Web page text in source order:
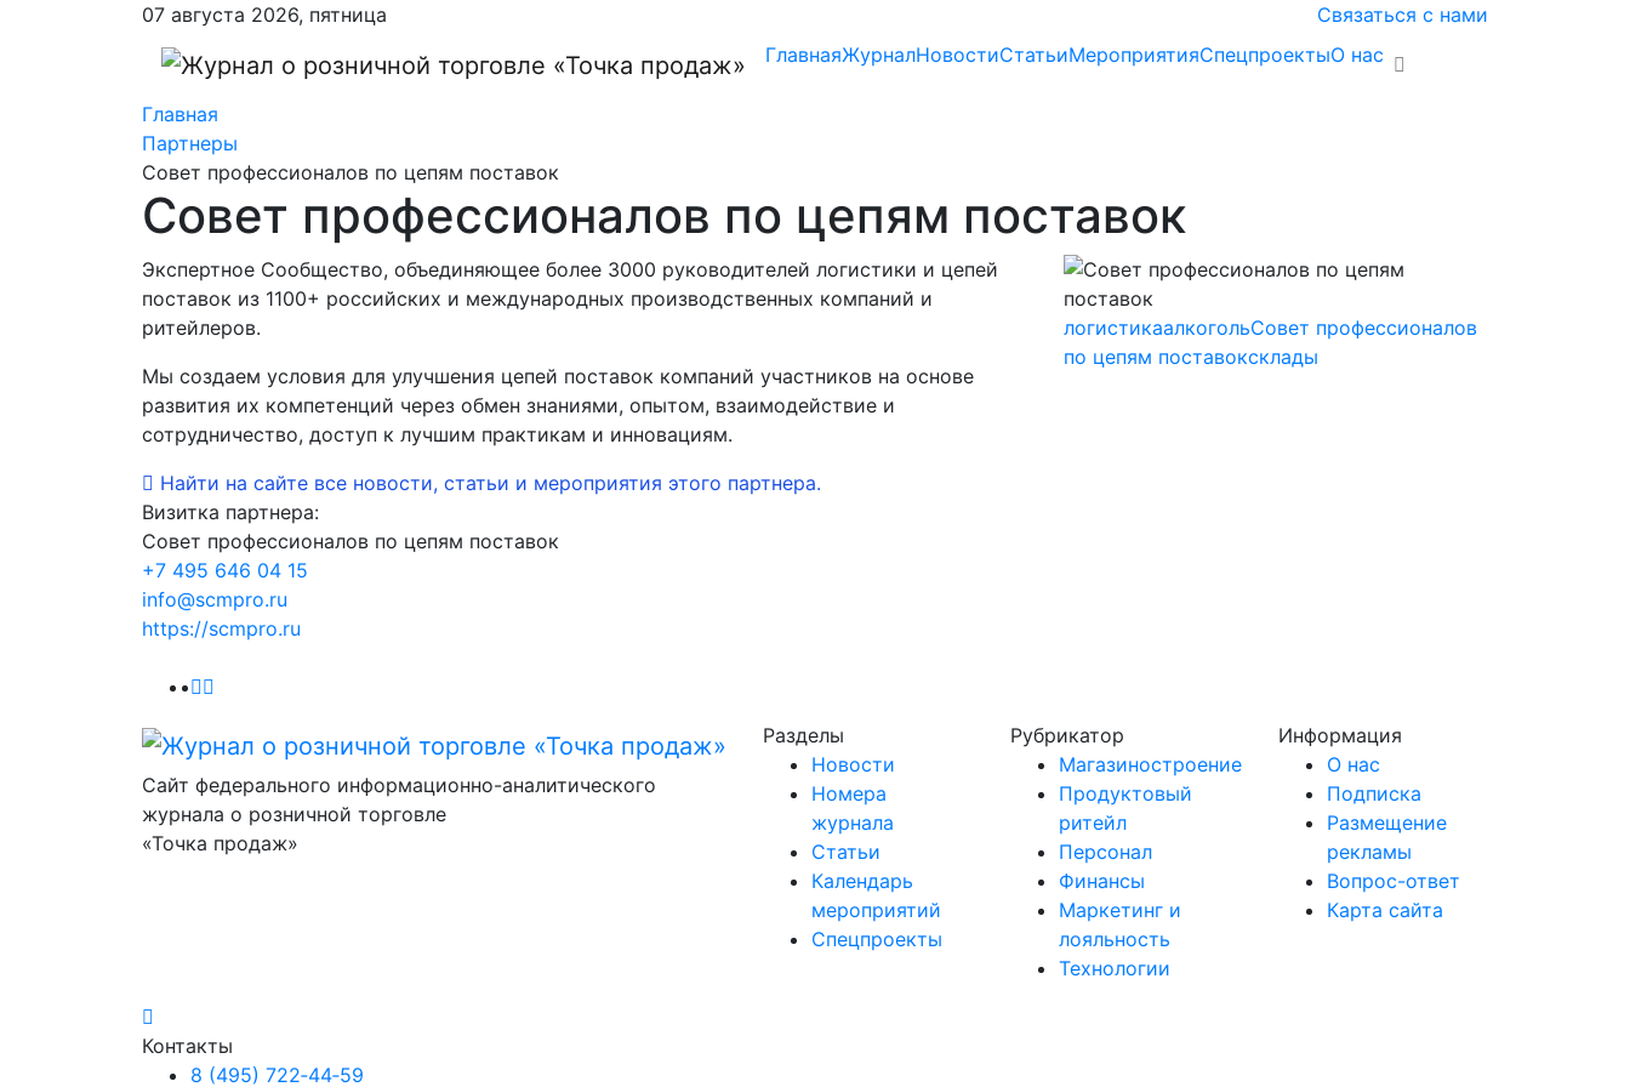
07 августа 2026, пятница
Связаться с нами
ГлавнаяЖурналНовостиСтатьиМероприятияСпецпроектыО нас
Главная
Партнеры
Совет профессионалов по цепям поставок
Совет профессионалов по цепям поставок
Экспертное Сообщество, объединяющее более 3000 руководителей логистики и цепей
поставок из 1100+ российских и международных производственных компаний и
ритейлеров.
Мы создаем условия для улучшения цепей поставок компаний участников на основе
развития их компетенций через обмен знаниями, опытом, взаимодействие и
сотрудничество, доступ к лучшим практикам и инновациям.
Найти на сайте все новости, статьи и мероприятия этого партнера.
Визитка партнера:
Совет профессионалов по цепям поставок
+7 495 646 04 15
info@scmpro.ru
https://scmpro.ru
логистикаалкогольСовет профессионалов
по цепям поставоксклады
Сайт федерального информационно-аналитического
журнала о розничной торговле
«Точка продаж»
Разделы
Новости
Номера
журнала
Статьи
Календарь
мероприятий
Спецпроекты
Рубрикатор
Магазиностроение
Продуктовый
ритейл
Персонал
Финансы
Маркетинг и
лояльность
Технологии
Информация
О нас
Подписка
Размещение
рекламы
Вопрос-ответ
Карта сайта
Контакты
8 (495) 722‑44‑59